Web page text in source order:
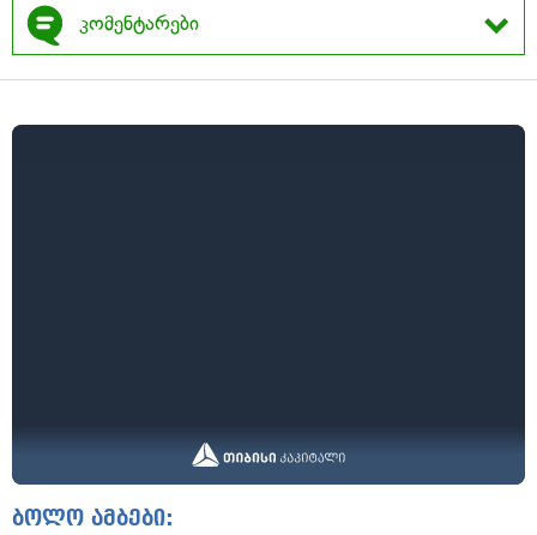
კომენტარები
ბოლო ამბები: